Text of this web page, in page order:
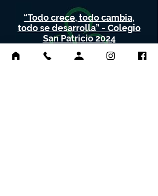
“Todo crece, todo cambia,
todo se desarrolla” - Colegio
San Patricio 2024